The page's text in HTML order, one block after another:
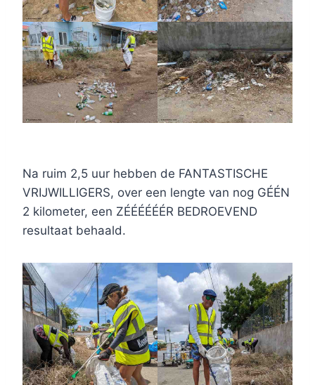
Na ruim 2,5 uur hebben de FANTASTISCHE
VRIJWILLIGERS, over een lengte van nog GÉÉN
2 kilometer, een ZÉÉÉÉÉÉR BEDROEVEND
resultaat behaald.